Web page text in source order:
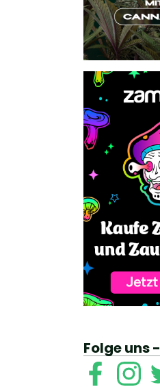
Folge uns -